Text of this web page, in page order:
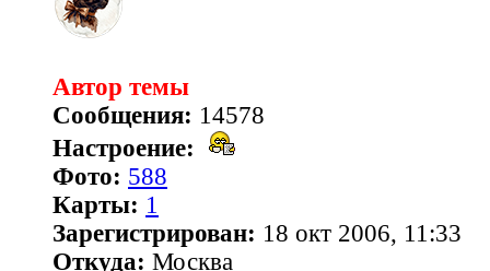
Автор темы
Сообщения: 14578
Настроение:
Фото: 588
Карты: 1
Зарегистрирован: 18 окт 2006, 11:33
Откуда: Москва